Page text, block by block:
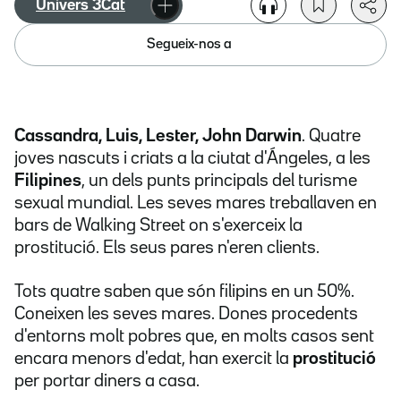
Univers 3Cat
Segueix-nos a
Cassandra, Luis, Lester, John Darwin. Quatre
joves nascuts i criats a la ciutat d'Ángeles, a les
Filipines, un dels punts principals del turisme
sexual mundial. Les seves mares treballaven en
bars de Walking Street on s'exerceix la
prostitució. Els seus pares n'eren clients.
Tots quatre saben que són filipins en un 50%.
Coneixen les seves mares. Dones procedents
d'entorns molt pobres que, en molts casos sent
encara menors d'edat, han exercit la prostitució
per portar diners a casa.